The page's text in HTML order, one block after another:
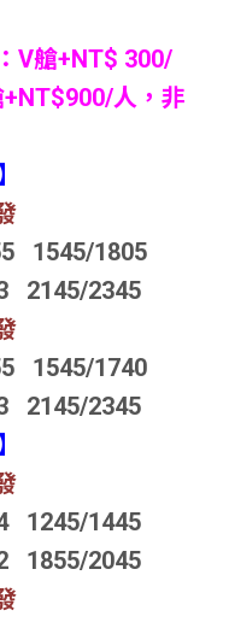
V艙+NT$ 300/
人，非
1545/1805
2145/2345
1545/1740
2145/2345
1245/1445
1855/2045